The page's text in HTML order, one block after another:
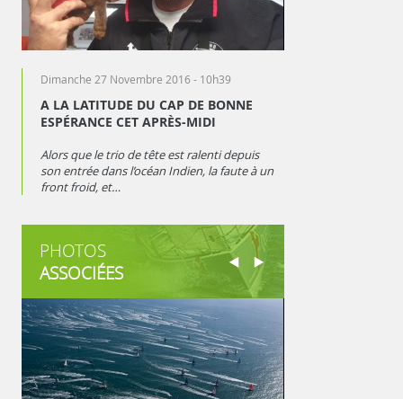
Dimanche 27 Novembre 2016 - 10h39
A LA LATITUDE DU CAP DE BONNE
ESPÉRANCE CET APRÈS-MIDI
Alors que le trio de tête est ralenti depuis
son entrée dans l’océan Indien, la faute à un
front froid, et…
PHOTOS
ASSOCIÉES